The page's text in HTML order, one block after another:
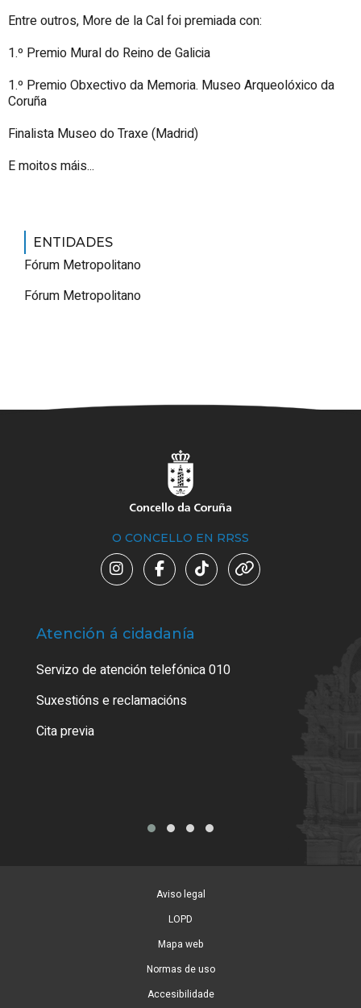
Entre outros, More de la Cal foi premiada con:
1.º Premio Mural do Reino de Galicia
1.º Premio Obxectivo da Memoria. Museo Arqueolóxico da
Coruña
Finalista Museo do Traxe (Madrid)
E moitos máis...
ENTIDADES
Fórum Metropolitano
Fórum Metropolitano
O CONCELLO EN RRSS
Atención á cidadanía
Servizo de atención telefónica 010
Suxestións e reclamacións
Cita previa
Aviso legal
LOPD
Mapa web
Normas de uso
Accesibilidade